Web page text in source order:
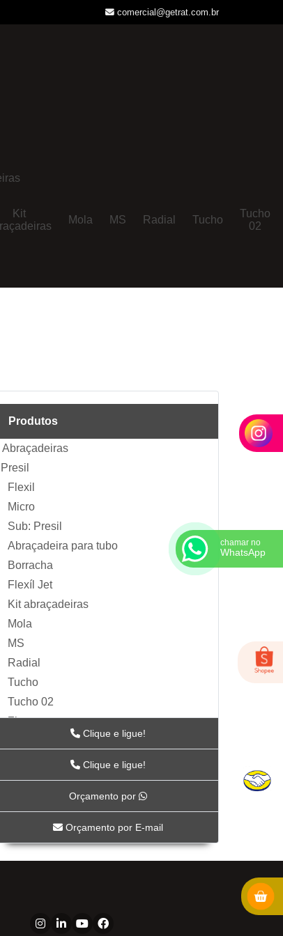
comercial@getrat.com.br
Kit
Mola MS Radial Tucho
Tucho
02
Produtos
Abraçadeiras
Presil
Flexil
Micro
Sub: Presil
Abraçadeira para tubo
Borracha
Flexíl Jet
Kit abraçadeiras
Mola
MS
Radial
Tucho
Tucho 02
Zip
Acessórios para Ar
BC-115
LUB-1989AV
Clique e ligue!
Clique e ligue!
Orçamento por
Orçamento por E-mail
chamar no
WhatsApp